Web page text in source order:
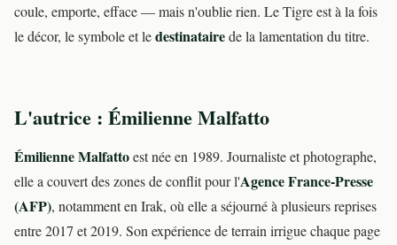
coule, emporte, efface — mais n'oublie rien. Le Tigre est à la fois
le décor, le symbole et ledestinatairede la lamentation du titre.
L'autrice : Émilienne Malfatto
Émilienne Malfattoest née en 1989. Journaliste et photographe,
elle a couvert des zones de conflit pour l'Agence France-Presse
(AFP), notamment en Irak, où elle a séjourné à plusieurs reprises
entre 2017 et 2019. Son expérience de terrain irrigue chaque page